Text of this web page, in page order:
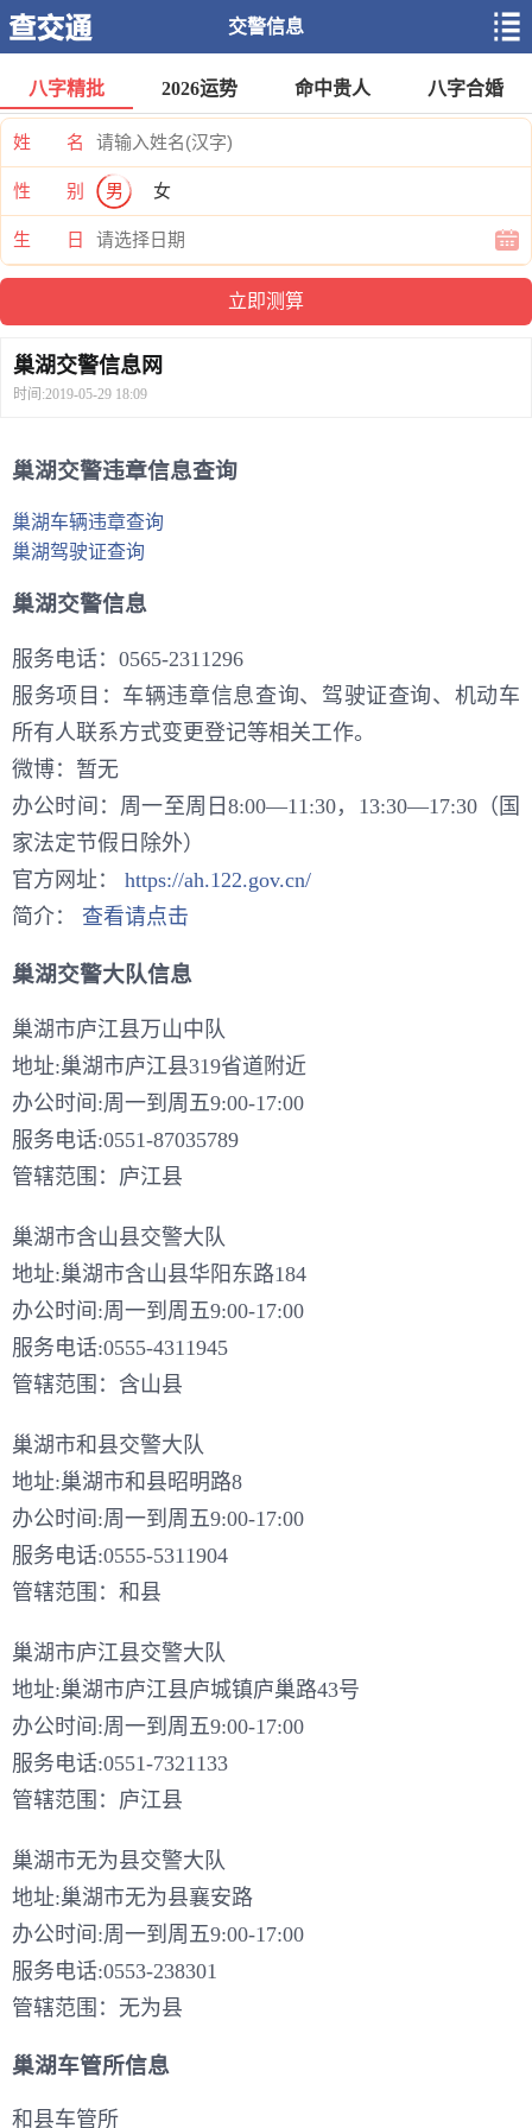
交警信息
八字精批 2026运势 命中贵人 八字合婚
姓 名
性 别 男 女
生 日
巢湖交警信息网
时间:2019-05-29 18:09
巢湖交警违章信息查询
巢湖车辆违章查询
巢湖驾驶证查询
巢湖交警信息
服务电话：0565-2311296
服务项目：车辆违章信息查询、驾驶证查询、机动车
所有人联系方式变更登记等相关工作。
微博：暂无
办公时间：周一至周日8:00—11:30，13:30—17:30（国
家法定节假日除外）
官方网址： https://ah.122.gov.cn/
简介： 查看请点击
巢湖交警大队信息
巢湖市庐江县万山中队
地址:巢湖市庐江县319省道附近
办公时间:周一到周五9:00-17:00
服务电话:0551-87035789
管辖范围：庐江县
巢湖市含山县交警大队
地址:巢湖市含山县华阳东路184
办公时间:周一到周五9:00-17:00
服务电话:0555-4311945
管辖范围：含山县
巢湖市和县交警大队
地址:巢湖市和县昭明路8
办公时间:周一到周五9:00-17:00
服务电话:0555-5311904
管辖范围：和县
巢湖市庐江县交警大队
地址:巢湖市庐江县庐城镇庐巢路43号
办公时间:周一到周五9:00-17:00
服务电话:0551-7321133
管辖范围：庐江县
巢湖市无为县交警大队
地址:巢湖市无为县襄安路
办公时间:周一到周五9:00-17:00
服务电话:0553-238301
管辖范围：无为县
巢湖车管所信息
和县车管所